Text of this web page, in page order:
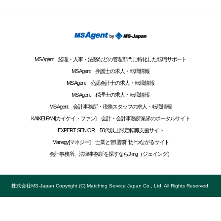
MS Agent 経理・人事・法務などの管理部門に特化した転職サポート
MS Agent 弁護士の求人・転職情報
MS Agent 公認会計士の求人・転職情報
MS Agent 税理士の求人・転職情報
MS Agent 会計事務所・税務スタッフの求人・転職情報
KAIKEI FAN[カイケイ・ファン] 会計・会計事務所業界のポータルサイト
EXPERT SENIOR 50代以上限定転職支援サイト
Manegy[マネジー] 士業と管理部門がつながるサイト
会計事務所、法律事務所を探すならJ-ing（ジェイング）
株式会社MS-Japan Copyright (C) Matching Service Japan Co., Ltd. All Rights Reserved.